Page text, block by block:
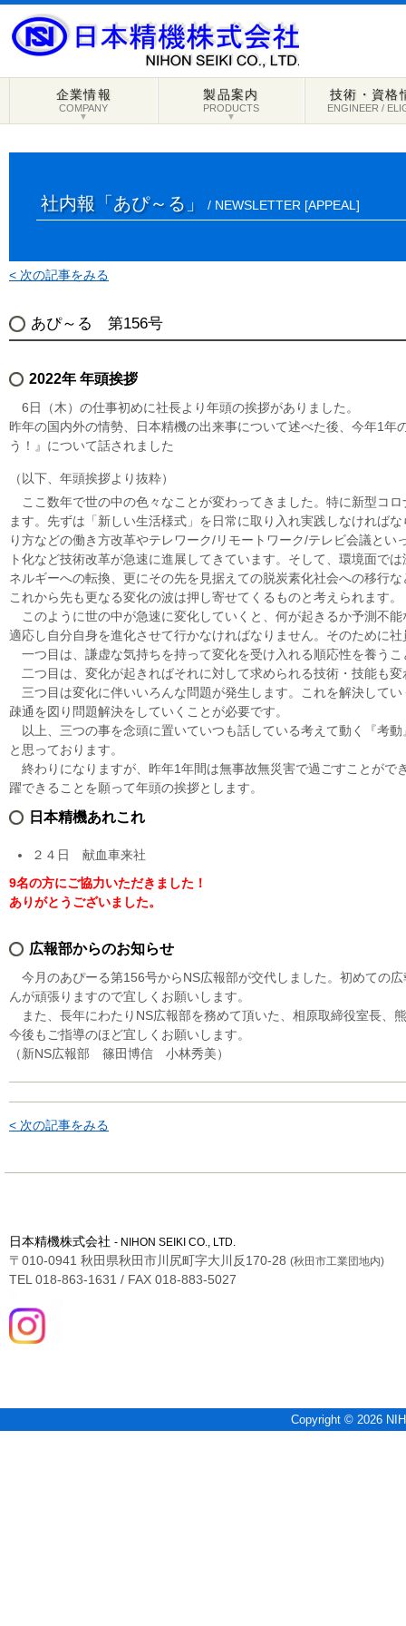
▼
企業情報
COMPANY
▼
製品案内
PRODUCTS
技術・資格
ENGINEER /
社内報「あぴ～る」 / NEWSLETTER [APPEAL]
< 次の記事をみる
あぴ～る 第156号
2022年 年頭挨拶
6日（木）の仕事初めに社長より年頭の挨拶がありました。
昨年の国内外の情勢、日本精機の出来事について述べた後、今年1
う！』について話されました
（以下、年頭挨拶より抜粋）
ここ数年で世の中の色々なことが変わってきました。特に新型コ
ます。先ずは「新しい生活様式」を日常に取り入れ実践しなければ
り方などの働き方改革やテレワーク/リモートワーク/テレビ会議と
ト化など技術改革が急速に進展してきています。そして、環境面で
ネルギーへの転換、更にその先を見据えての脱炭素化社会への移行
これから先も更なる変化の波は押し寄せてくるものと考えられます。
このように世の中が急速に変化していくと、何が起きるか予測不
適応し自分自身を進化させて行かなければなりません。そのために
一つ目は、謙虚な気持ちを持って変化を受け入れる順応性を養うこ
二つ目は、変化が起きればそれに対して求められる技術・技能も
三つ目は変化に伴いいろんな問題が発生します。これを解決して
疎通を図り問題解決をしていくことが必要です。
以上、三つの事を念頭に置いていつも話している考えて動く『考
と思っております。
終わりになりますが、昨年1年間は無事故無災害で過ごすことがで
躍できることを願って年頭の挨拶とします。
日本精機あれこれ
２４日 献血車来社
9名の方にご協力いただきました！
ありがとうございました。
広報部からのお知らせ
今月のあぴーる第156号からNS広報部が交代しました。初めての
んが頑張りますので宜しくお願いします。
また、長年にわたりNS広報部を務めて頂いた、相原取締役室長、
今後もご指導のほど宜しくお願いします。
（新NS広報部 篠田博信 小林秀美）
< 次の記事をみる
日本精機株式会社 - NIHON SEIKI CO., LTD.
〒010-0941 秋田県秋田市川尻町字大川反170-28 (秋田市工業団地内)
TEL 018-863-1631 / FAX 018-883-5027
Copyright © 2026